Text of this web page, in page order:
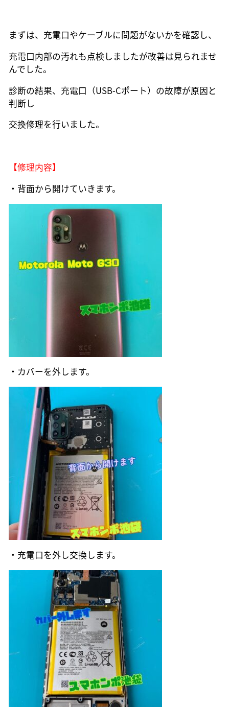
まずは、充電口やケーブルに問題がないかを確認し、
充電口内部の汚れも点検しましたが改善は見られませ
んでした。
診断の結果、充電口（USB-Cポート）の故障が原因と
判断し
交換修理を行いました。
【修理内容】
・背面から開けていきます。
・カバーを外します。
・充電口を外し交換します。